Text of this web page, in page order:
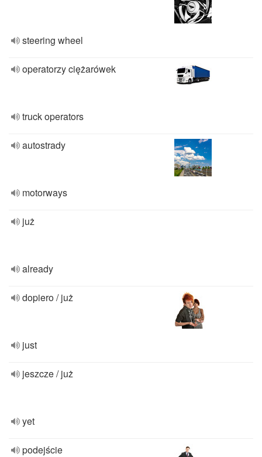
steering wheel
operatorzy ciężarówek
truck operators
autostrady
motorways
już
already
dopiero / już
just
jeszcze / już
yet
podejście